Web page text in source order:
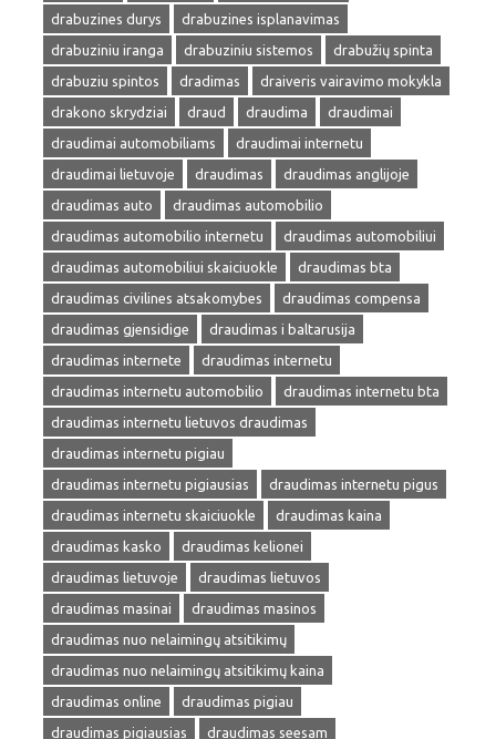
drabuzines durys
drabuzines isplanavimas
drabuziniu iranga
drabuziniu sistemos
drabužių spinta
drabuziu spintos
dradimas
draiveris vairavimo mokykla
drakono skrydziai
draud draudima
draudimai
draudimai automobiliams
draudimai internetu
draudimai lietuvoje
draudimas
draudimas anglijoje
draudimas auto
draudimas automobilio
draudimas automobilio internetu
draudimas automobiliui
draudimas automobiliui skaiciuokle
draudimas bta
draudimas civilines atsakomybes
draudimas compensa
draudimas gjensidige
draudimas i baltarusija
draudimas internete
draudimas internetu
draudimas internetu automobilio
draudimas internetu bta
draudimas internetu lietuvos draudimas
draudimas internetu pigiau
draudimas internetu pigiausias
draudimas internetu pigus
draudimas internetu skaiciuokle
draudimas kaina
draudimas kasko
draudimas kelionei
draudimas lietuvoje
draudimas lietuvos
draudimas masinai
draudimas masinos
draudimas nuo nelaimingų atsitikimų
draudimas nuo nelaimingų atsitikimų kaina
draudimas online
draudimas pigiau
draudimas pigiausias
draudimas seesam